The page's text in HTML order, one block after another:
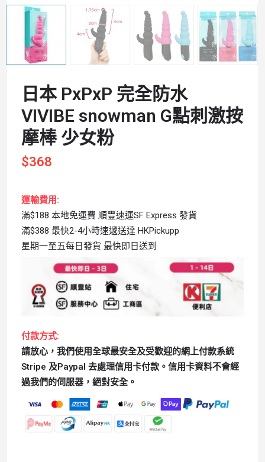
日本 PxPxP 完全防水
VIVIBE snowman G點刺激按
摩棒 少女粉
$368
運輸費用:
滿$188 本地免運費 順豐速運SF Express 發貨
滿$388 最快2-4小時速遞送達 HKPickupp
星期一至五每日發貨 最快即日送到
付款方式:
請放心，我們使用全球最安全及受歡迎的網上付款系統
Stripe 及Paypal 去處理信用卡付款。信用卡資料不會經
過我們的伺服器，絕對安全。